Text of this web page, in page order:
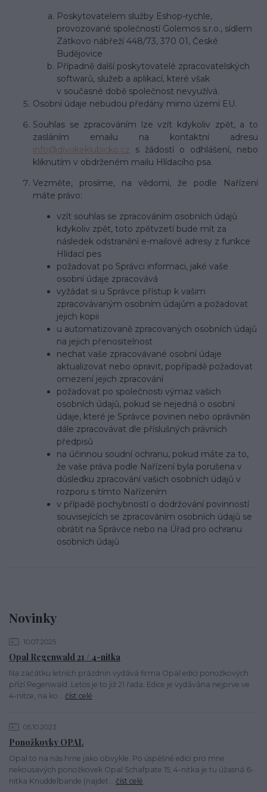
Novinky
10.07.2025
Opal Regenwald 21 / 4-nitka
Na začátku letních prázdnin vydává firma Opal edici ponožkových
přízí Regenwald. Letos je to již 21 řada. Edice je vydávána nejprve ve
4-nitce, na ko... číst celé
05.10.2023
Ponožkovky OPAL
Opal to na nás hrne jako obvykle. Po úspěšné edici pro mne
nekousavých ponožkovek Opal Schafpate 15, 4-nitka je tu úžasná 6-
nitka Knuddelbande (najdet... číst celé
Poskytovatelem služby Eshop-rychle,
provozované společností Golemos s.r.o., sídlem
Zátkovo nábřeží 448/73, 370 01, České
Budějovice
Případně další poskytovatelé zpracovatelských
softwarů, služeb a aplikací, které však
v současné době společnost nevyužívá.
Osobní údaje nebudou předány mimo území EU.
Souhlas se zpracováním lze vzít kdykoliv zpět, a to
zasláním emailu na kontaktní adresu
info@divokeklubicko.cz s žádostí o odhlášení, nebo
kliknutím v obdrženém mailu Hlídacího psa.
Vezměte, prosíme, na vědomí, že podle Nařízení
máte právo:
vzít souhlas se zpracováním osobních údajů
kdykoliv zpět, toto zpětvzetí bude mít za
následek odstranění e-mailové adresy z funkce
Hlídací pes
požadovat po Správci informaci, jaké vaše
osobní údaje zpracovává
vyžádat si u Správce přístup k vašim
zpracovávaným osobním údajům a požadovat
jejich kopii
u automatizovaně zpracovaných osobních údajů
na jejich přenositelnost
nechat vaše zpracovávané osobní údaje
aktualizovat nebo opravit, popřípadě požadovat
omezení jejich zpracování
požadovat po společnosti výmaz vašich
osobních údajů, pokud se nejedná o osobní
údaje, které je Správce povinen nebo oprávněn
dále zpracovávat dle příslušných právních
předpisů
na účinnou soudní ochranu, pokud máte za to,
že vaše práva podle Nařízení byla porušena v
důsledku zpracování vašich osobních údajů v
rozporu s tímto Nařízením
v případě pochybností o dodržování povinností
souvisejících se zpracováním osobních údajů se
obrátit na Správce nebo na Úřad pro ochranu
osobních údajů